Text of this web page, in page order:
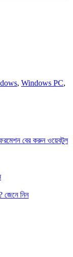
, Windows PC,
বের করুন ওয়েবটুল
জেনে নিন